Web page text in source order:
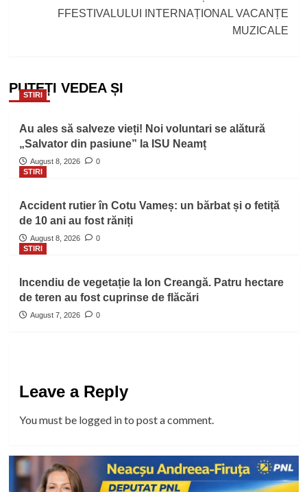
FFESTIVALULUI INTERNAȚIONAL VACANȚE
MUZICALE
PUTEȚI VEDEA ȘI
STIRI
Au ales să salveze vieți! Noi voluntari se alătură
„Salvator din pasiune” la ISU Neamț
August 8, 2026
0
STIRI
Accident rutier în Cotu Vameș: un bărbat și o fetiță
de 10 ani au fost răniți
August 8, 2026
0
STIRI
Incendiu de vegetație la Ion Creangă. Patru hectare
de teren au fost cuprinse de flăcări
August 7, 2026 0
Leave a Reply
You must be logged into post a comment.